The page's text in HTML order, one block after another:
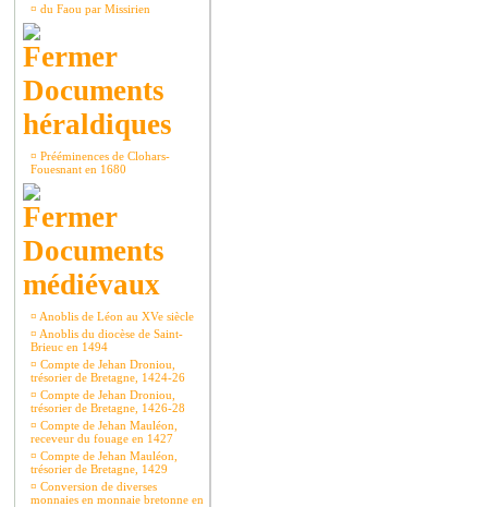
¤ du Faou par Missirien
Documents
héraldiques
¤ Prééminences de Clohars-
Fouesnant en 1680
Documents
médiévaux
¤ Anoblis de Léon au XVe siècle
¤ Anoblis du diocèse de Saint-
Brieuc en 1494
¤ Compte de Jehan Droniou,
trésorier de Bretagne, 1424-26
¤ Compte de Jehan Droniou,
trésorier de Bretagne, 1426-28
¤ Compte de Jehan Mauléon,
receveur du fouage en 1427
¤ Compte de Jehan Mauléon,
trésorier de Bretagne, 1429
¤ Conversion de diverses
monnaies en monnaie bretonne en